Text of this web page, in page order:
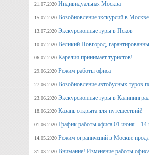
21.07.2020 Индивидуальная Москва
15.07.2020 Возобновление экскурсий в
13.07.2020 Экскурсионные туры в Псков
10.07.2020 Великий Новгород,
06.07.2020 Карелия принимает туристов!
29.06.2020 Режим работы офиса
27.06.2020 Возобновление автобусных туров
23.06.2020 Экскурсионные туры в
18.06.2020 Казань открыта для путешествий!
01.06.2020 График работы офиса 01 июня – 14
14.05.2020 Режим ограничений в Москве
31.03.2020 Внимание! Изменение работы